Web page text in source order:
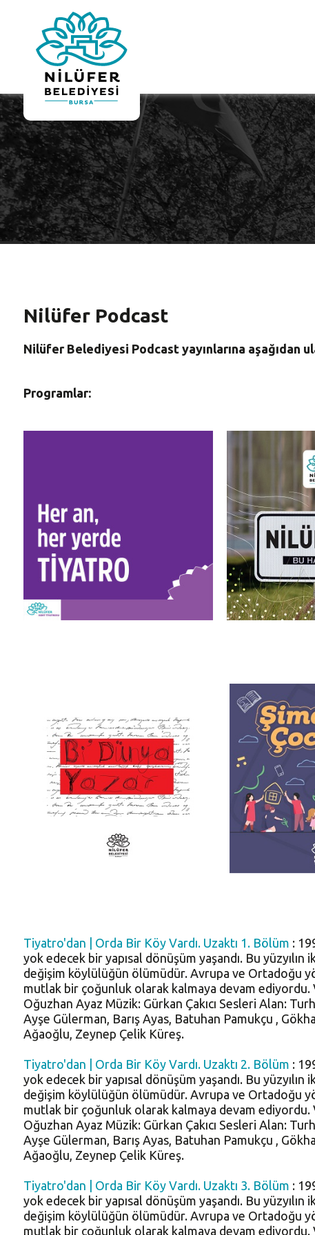
Nilüfer Podcast
Nilüfer Belediyesi Podcast yayınlarına aşağıdan
Programlar:
Tiyatro'dan | Orda Bir Köy Vardı. Uzaktı 1. Bölüm :
yok edecek bir yapısal dönüşüm yaşandı. Bu
değişim köylülüğün ölümüdür. Avrupa ve Ortadoğu
mutlak bir çoğunluk olarak kalmaya devam ediyordu.
Oğuzhan Ayaz Müzik: Gürkan Çakıcı Sesleri Alan:
Ayşe Gülerman, Barış Ayas, Batuhan Pamukçu ,
Ağaoğlu, Zeynep Çelik Küreş.
Tiyatro'dan | Orda Bir Köy Vardı. Uzaktı 2. Bölüm :
yok edecek bir yapısal dönüşüm yaşandı. Bu
değişim köylülüğün ölümüdür. Avrupa ve Ortadoğu
mutlak bir çoğunluk olarak kalmaya devam ediyordu.
Oğuzhan Ayaz Müzik: Gürkan Çakıcı Sesleri Alan:
Ayşe Gülerman, Barış Ayas, Batuhan Pamukçu ,
Ağaoğlu, Zeynep Çelik Küreş.
Tiyatro'dan | Orda Bir Köy Vardı. Uzaktı 3. Bölüm :
yok edecek bir yapısal dönüşüm yaşandı. Bu
değişim köylülüğün ölümüdür. Avrupa ve Ortadoğu
mutlak bir çoğunluk olarak kalmaya devam ediyordu.